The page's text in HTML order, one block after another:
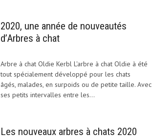
2020, une année de nouveautés
d’Arbres à chat
Arbre à chat Oldie Kerbl L'arbre à chat Oldie à été
tout spécialement développé pour les chats
âgés, malades, en surpoids ou de petite taille. Avec
ses petits intervalles entre les...
Les nouveaux arbres à chats 2020